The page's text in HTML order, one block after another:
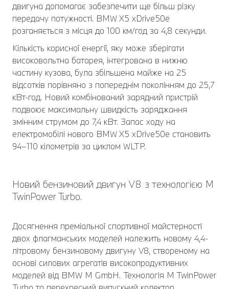
двигуна допомагає забезпечити ще більш різку
передачу потужності. BMW X5 xDrive50e
розганяється з місця до 100 км/год за 4,8 секунди.
Кількість корисної енергії, яку може зберігати
високовольтна батарея, інтегрована в нижню
частину кузова, була збільшена майже на 25
відсотків порівняно з попереднім поколінням до 25,7
кВт-год. Новий комбінований зарядний пристрій
подвоює максимальну швидкість заряджання
змінним струмом до 7,4 кВт. Запас ходу на
електромобілі нового BMW X5 xDrive50e становить
94–110 кілометрів за циклом WLTP.
Новий бензиновий двигун V8 з технологією M
TwinPower Turbo.
Досягнення преміальної спортивної майстерності
двох флагманських моделей належить новому 4,4-
літровому бензиновому двигуну V8, створеному на
основі силових агрегатів високопродуктивних
моделей від BMW M GmbH. Технологія M TwinPower